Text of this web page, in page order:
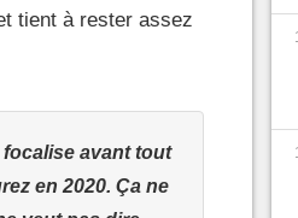
tient à rester assez
avant tout
en 2020. Ça ne